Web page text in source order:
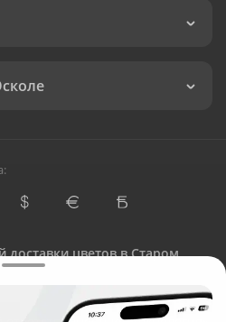
доставки цветов в Старом